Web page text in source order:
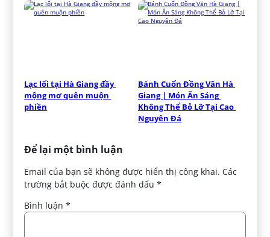
Lạc lối tại Hà Giang đầy
mộng mơ quên muộn
phiền
Bánh Cuốn Đồng Văn Hà
Giang | Món Ăn Sáng
Không Thể Bỏ Lỡ Tại Cao
Nguyên Đá
Để lại một bình luận
Email của bạn sẽ không được hiển thị công khai. Các
trường bắt buộc được đánh dấu*
Bình luận*